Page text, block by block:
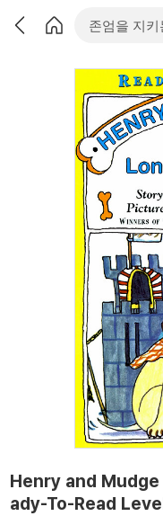
Henry and
ady-To-Read